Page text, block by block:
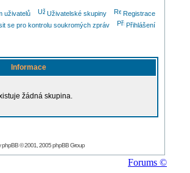
uživatelů Uživatelské skupiny
Registrace
se pro kontrolu soukromých zpráv Přihlášení
Informace
žádná skupina.
phpBB© 2001, 2005 phpBB Group
Forums ©